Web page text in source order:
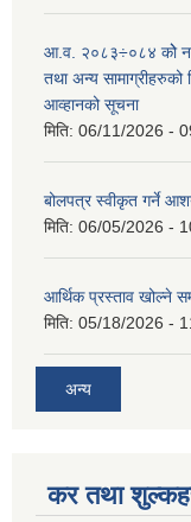
आ.व. २०८३÷०८४ कोे
तथा अन्य सामाग्रीहरुको
आव्हानको सूचना
मिति: 06/11/2026 -
बोलपत्र स्वीकृत गर्ने
मिति: 06/05/2026 -
आर्थिक प्रस्ताव खोल्ने
मिति: 05/18/2026 -
अन्य
कर तथा